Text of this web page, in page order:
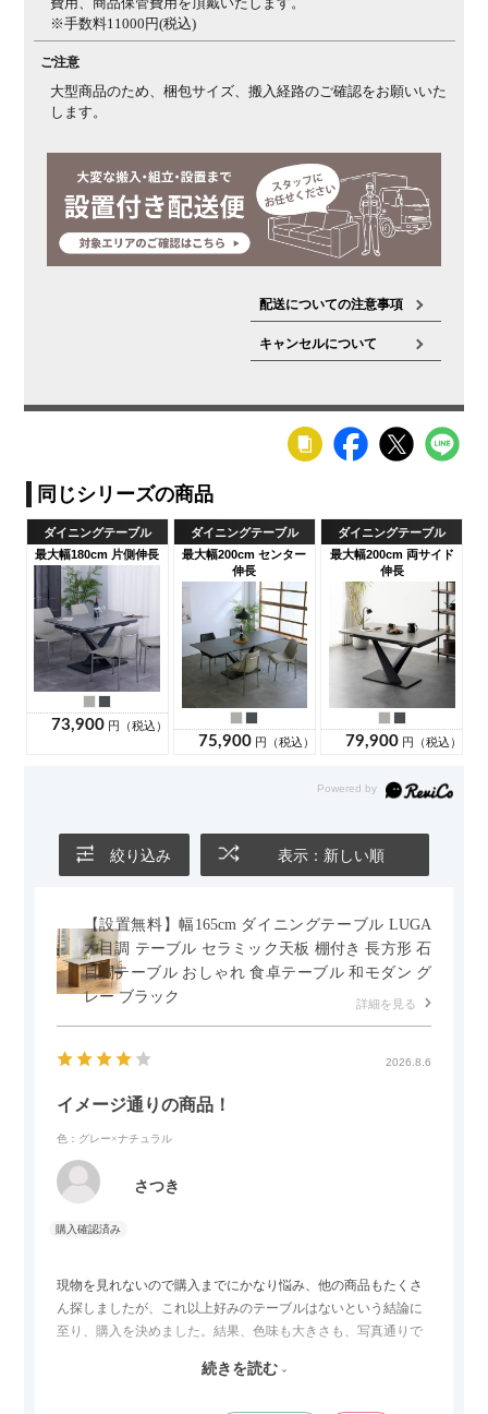
※手数料11000円(税込)
ご注意
大型商品のため、梱包サイズ、搬入経路のご確認をお願いいた
します。
配送についての注意事項
キャンセルについて
絞り込み 表示：新しい順
【設置無料】幅165cm ダイニングテーブル LUGA
木目調 テーブル セラミック天板 棚付き 長方形 石
目調テーブル おしゃれ 食卓テーブル 和モダン グ
レー ブラック
詳細を見る
2026.8.6
イメージ通りの商品！
色：グレー×ナチュラル
さつき
現物を見れないので購入までにかなり悩み、他の商品もたくさ
ん探しましたが、これ以上好みのテーブルはないという結論に
至り、購入を決めました。結果、色味も大きさも、写真通りで
セラミック天板が思った以上に滑りが良く、汚れも拭きやすい
続きを読む